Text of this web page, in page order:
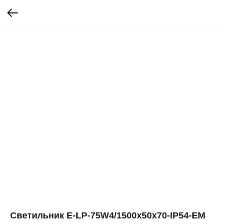
Светильник E-LP-75W4/1500х50х70-IP54-EM